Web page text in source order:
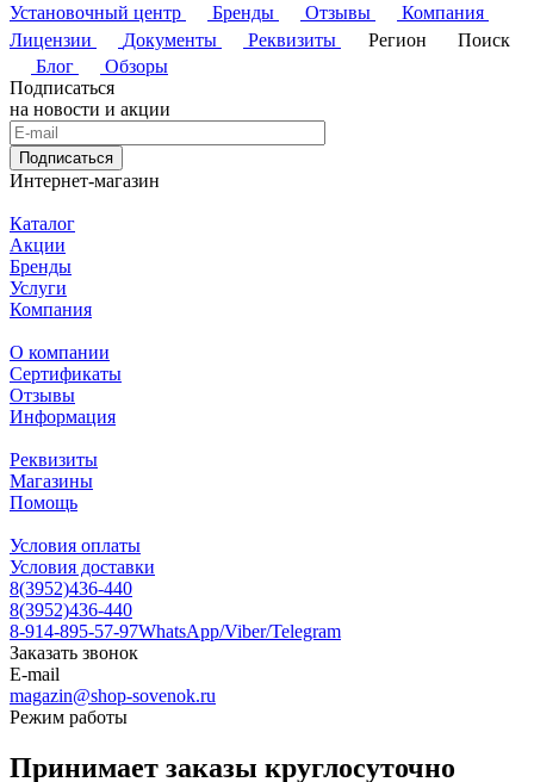
Установочный центр
Бренды Отзывы
Компания
Лицензии
Документы Реквизиты Регион
Поиск
Блог
Обзоры
Подписаться
на новости и акции
Подписаться
Интернет-магазин
Каталог
Акции
Бренды
Услуги
Компания
О компании
Сертификаты
Отзывы
Информация
Реквизиты
Магазины
Помощь
Условия оплаты
Условия доставки
8(3952)436-440
8(3952)436-440
8-914-895-57-97WhatsApp/Viber/Telegram
Заказать звонок
E-mail
magazin@shop-sovenok.ru
Режим работы
Принимает заказы круглосуточно